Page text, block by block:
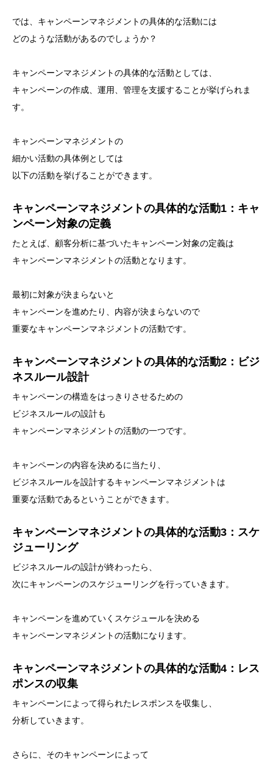
では、キャンペーンマネジメントの具体的な活動には
どのような活動があるのでしょうか？
キャンペーンマネジメントの具体的な活動としては、
キャンペーンの作成、運用、管理を支援することが挙げられま
す。
キャンペーンマネジメントの
細かい活動の具体例としては
以下の活動を挙げることができます。
キャンペーンマネジメントの具体的な活動1：キャ
ンペーン対象の定義
たとえば、顧客分析に基づいたキャンペーン対象の定義は
キャンペーンマネジメントの活動となります。
最初に対象が決まらないと
キャンペーンを進めたり、内容が決まらないので
重要なキャンペーンマネジメントの活動です。
キャンペーンマネジメントの具体的な活動2：ビジ
ネスルール設計
キャンペーンの構造をはっきりさせるための
ビジネスルールの設計も
キャンペーンマネジメントの活動の一つです。
キャンペーンの内容を決めるに当たり、
ビジネスルールを設計するキャンペーンマネジメントは
重要な活動であるということができます。
キャンペーンマネジメントの具体的な活動3：スケ
ジューリング
ビジネスルールの設計が終わったら、
次にキャンペーンのスケジューリングを行っていきます。
キャンペーンを進めていくスケジュールを決める
キャンペーンマネジメントの活動になります。
キャンペーンマネジメントの具体的な活動4：レス
ポンスの収集
キャンペーンによって得られたレスポンスを収集し、
分析していきます。
さらに、そのキャンペーンによって